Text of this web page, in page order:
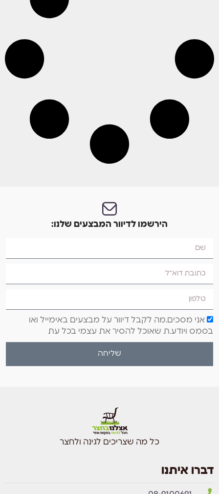
הירשמו לדיוור המבצעים שלנו:
אני מסכים.מה לקבל דיוור על מבצעים באימייל ואו
בסמס ויודע.ת שאוכל להסיר את עצמי בכל עת
שליחה
כל מה שצריכים לגינה ולחצר
דברו איתנו